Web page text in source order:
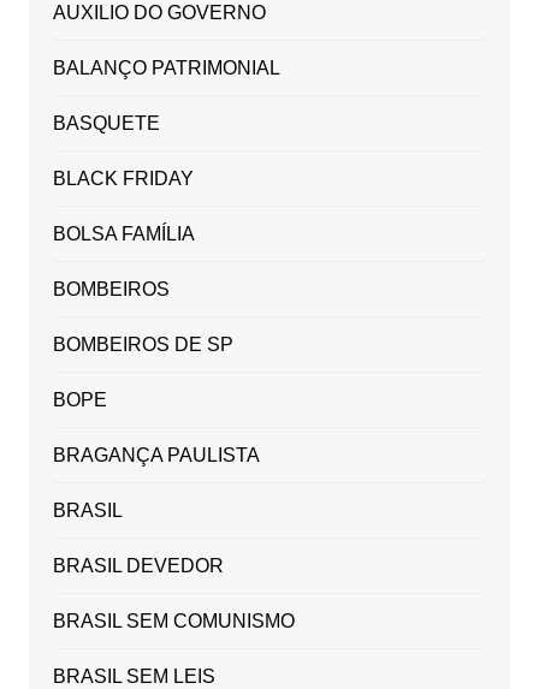
AUXILIO DO GOVERNO
BALANÇO PATRIMONIAL
BASQUETE
BLACK FRIDAY
BOLSA FAMÍLIA
BOMBEIROS
BOMBEIROS DE SP
BOPE
BRAGANÇA PAULISTA
BRASIL
BRASIL DEVEDOR
BRASIL SEM COMUNISMO
BRASIL SEM LEIS